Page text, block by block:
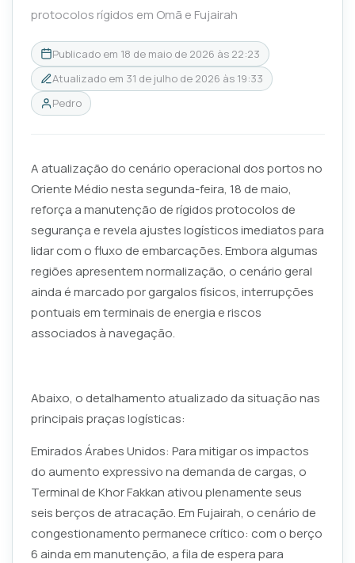
protocolos rígidos em Omã e Fujairah
Publicado em 18 de maio de 2026 às 22:23
Atualizado em 31 de julho de 2026 às 19:33
Pedro
A atualização do cenário operacional dos portos no
Oriente Médio nesta segunda-feira, 18 de maio,
reforça a manutenção de rígidos protocolos de
segurança e revela ajustes logísticos imediatos para
lidar com o fluxo de embarcações. Embora algumas
regiões apresentem normalização, o cenário geral
ainda é marcado por gargalos físicos, interrupções
pontuais em terminais de energia e riscos
associados à navegação.
Abaixo, o detalhamento atualizado da situação nas
principais praças logísticas:
Emirados Árabes Unidos: Para mitigar os impactos
do aumento expressivo na demanda de cargas, o
Terminal de Khor Fakkan ativou plenamente seus
seis berços de atracação. Em Fujairah, o cenário de
congestionamento permanece crítico: com o berço
6 ainda em manutenção, a fila de espera para